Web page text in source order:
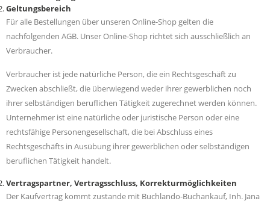
Geltungsbereich
Für alle Bestellungen über unseren Online-Shop gelten die
nachfolgenden AGB. Unser Online-Shop richtet sich ausschließlich an
Verbraucher.
Verbraucher ist jede natürliche Person, die ein Rechtsgeschäft zu
Zwecken abschließt, die überwiegend weder ihrer gewerblichen noch
ihrer selbständigen beruflichen Tätigkeit zugerechnet werden können.
Unternehmer ist eine natürliche oder juristische Person oder eine
rechtsfähige Personengesellschaft, die bei Abschluss eines
Rechtsgeschäfts in Ausübung ihrer gewerblichen oder selbständigen
beruflichen Tätigkeit handelt.
Vertragspartner, Vertragsschluss, Korrekturmöglichkeiten
Der Kaufvertrag kommt zustande mit Buchlando-Buchankauf, Inh. Jana